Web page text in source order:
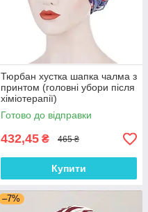
Тюрбан хустка шапка чалма з
принтом (головні убори після
хіміотерапії)
Готово до відправки
432,45 ₴ 465 ₴
Купити
–7%